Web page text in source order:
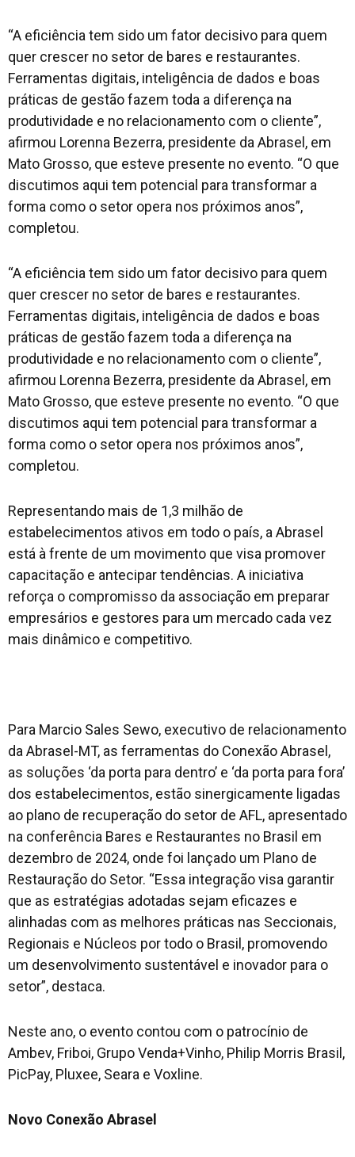
“A eficiência tem sido um fator decisivo para quem
quer crescer no setor de bares e restaurantes.
Ferramentas digitais, inteligência de dados e boas
práticas de gestão fazem toda a diferença na
produtividade e no relacionamento com o cliente”,
afirmou Lorenna Bezerra, presidente da Abrasel, em
Mato Grosso, que esteve presente no evento. “O que
discutimos aqui tem potencial para transformar a
forma como o setor opera nos próximos anos”,
completou.
“A eficiência tem sido um fator decisivo para quem
quer crescer no setor de bares e restaurantes.
Ferramentas digitais, inteligência de dados e boas
práticas de gestão fazem toda a diferença na
produtividade e no relacionamento com o cliente”,
afirmou Lorenna Bezerra, presidente da Abrasel, em
Mato Grosso, que esteve presente no evento. “O que
discutimos aqui tem potencial para transformar a
forma como o setor opera nos próximos anos”,
completou.
Representando mais de 1,3 milhão de
estabelecimentos ativos em todo o país, a Abrasel
está à frente de um movimento que visa promover
capacitação e antecipar tendências. A iniciativa
reforça o compromisso da associação em preparar
empresários e gestores para um mercado cada vez
mais dinâmico e competitivo.
Para Marcio Sales Sewo, executivo de relacionamento
da Abrasel-MT, as ferramentas do Conexão Abrasel,
as soluções ‘da porta para dentro’ e ‘da porta para fora’
dos estabelecimentos, estão sinergicamente ligadas
ao plano de recuperação do setor de AFL, apresentado
na conferência Bares e Restaurantes no Brasil em
dezembro de 2024, onde foi lançado um Plano de
Restauração do Setor. “Essa integração visa garantir
que as estratégias adotadas sejam eficazes e
alinhadas com as melhores práticas nas Seccionais,
Regionais e Núcleos por todo o Brasil, promovendo
um desenvolvimento sustentável e inovador para o
setor”, destaca.
Neste ano, o evento contou com o patrocínio de
Ambev, Friboi, Grupo Venda+Vinho, Philip Morris Brasil,
PicPay, Pluxee, Seara e Voxline.
Novo Conexão Abrasel